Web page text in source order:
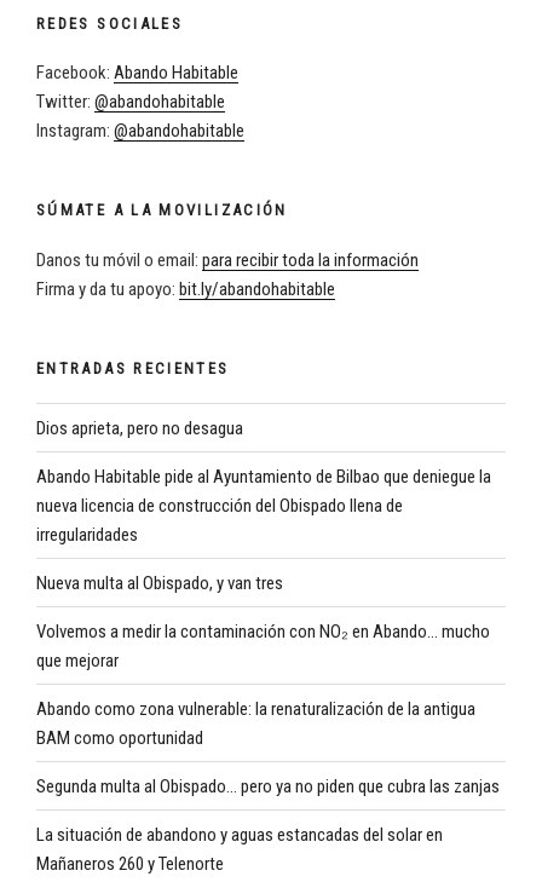
REDES SOCIALES
Facebook: Abando Habitable
Twitter: @abandohabitable
Instagram: @abandohabitable
SÚMATE A LA MOVILIZACIÓN
Danos tu móvil o email: para recibir toda la información
Firma y da tu apoyo: bit.ly/abandohabitable
ENTRADAS RECIENTES
Dios aprieta, pero no desagua
Abando Habitable pide al Ayuntamiento de Bilbao que deniegue la
nueva licencia de construcción del Obispado llena de
irregularidades
Nueva multa al Obispado, y van tres
Volvemos a medir la contaminación con NO₂ en Abando… mucho
que mejorar
Abando como zona vulnerable: la renaturalización de la antigua
BAM como oportunidad
Segunda multa al Obispado… pero ya no piden que cubra las zanjas
La situación de abandono y aguas estancadas del solar en
Mañaneros 260 y Telenorte